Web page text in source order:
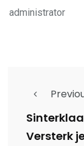
administrator
Versterk